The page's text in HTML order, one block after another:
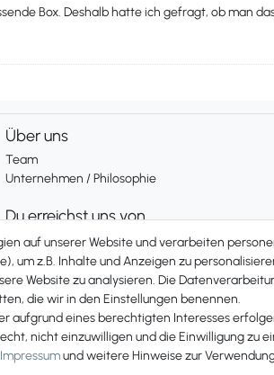
Box. Deshalb hatte ich gefragt, ob man
Über uns
Team
Unternehmen / Philosophie
Du erreichst uns von
Montag bis Freitag 9 bis 16 Uhr
Telefonisch und per Whatsapp
erreichst Du uns unter:
+49 561 287 907 84
auf unserer Website und verarbeiten
um z.B. Inhalte und Anzeigen zu
Website zu analysieren. Die
die wir in den Einstellungen benennen.
aufgrund eines berechtigten Interesses
nicht einzuwilligen und die Einwilligung zu
Impressumund weitere Hinweise zur